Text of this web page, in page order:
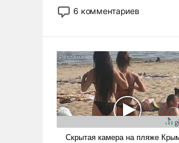
США потребуется более трех
лет. Даже небольшая война с
Сложившаяся ситуация
означает многолетний период
уязвимости США, например,
перед Китаем.
6 комментариев